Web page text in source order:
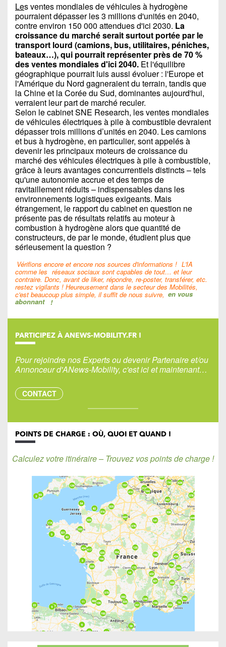
Les ventes mondiales de véhicules à hydrogène
pourraient dépasser les 3 millions d'unités en 2040,
contre environ 150 000 attendues d'ici 2030. La
croissance du marché serait surtout portée par le
transport lourd (camions, bus, utilitaires, péniches,
bateaux…), qui pourrait représenter près de 70 %
des ventes mondiales d'ici 2040. Et l'équilibre
géographique pourrait luis aussi évoluer : l'Europe et
l'Amérique du Nord gagneraient du terrain, tandis que
la Chine et la Corée du Sud, dominantes aujourd'hui,
verraient leur part de marché reculer.
Selon le cabinet SNE Research, les ventes mondiales
de véhicules électriques à pile à combustible devraient
dépasser trois millions d’unités en 2040. Les camions
et bus à hydrogène, en particulier, sont appelés à
devenir les principaux moteurs de croissance du
marché des véhicules électriques à pile à combustible,
grâce à leurs avantages concurrentiels distincts – tels
qu'une autonomie accrue et des temps de
ravitaillement réduits – indispensables dans les
environnements logistiques exigeants. Mais
étrangement, le rapport du cabinet en question ne
présente pas de résultats relatifs au moteur à
combustion à hydrogène alors que quantité de
constructeurs, de par le monde, étudient plus que
sérieusement la question ?
Vérifions encore et encore nos sources d'informations ! L'IA
comme les réseaux sociaux sont capables de tout… et leur
contraire. Donc, avant de liker, répondre, re-poster, transférer, etc.
restez vigilants ! Heureusement dans le secteur des Mobilités,
c'est beaucoup plus simple, il suffit de nous suivre, en vous
abonnant !
PARTICIPEZ À ANEWS-MOBILITY.FR !
Pour rejoindre nos Experts ou devenir Partenaire et/ou
Annonceur d'ANews-Mobility, c'est ici et maintenant…
CONTACT
POINTS DE CHARGE : OÙ, QUOI ET QUAND !
Calculez votre itinéraire – Trouvez vos points de charge !